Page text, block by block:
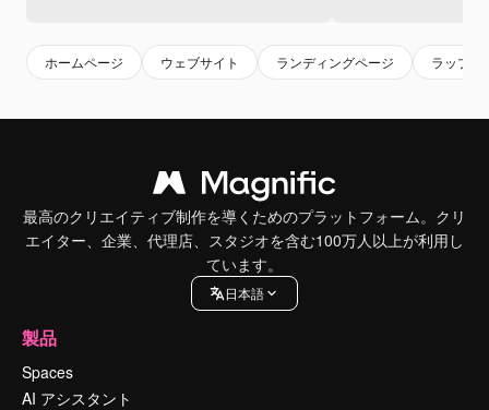
ホームページ ウェブサイト ランディングページ ラップト
最高のクリエイティブ制作を導くためのプラットフォーム。クリ
エイター、企業、代理店、スタジオを含む100万人以上が利用し
ています。
日本語
製品
Spaces
AI アシスタント